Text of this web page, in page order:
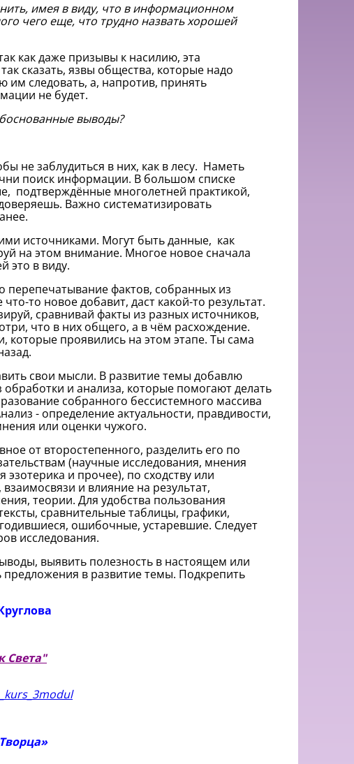
имея в виду, что в информационном
чего еще, что трудно назвать хорошей
как даже призывы к насилию, эта
сказать, язвы общества, которые надо
им следовать, а, напротив, принять
не будет.
выводы?
не заблудиться в них, как в лесу. Наметь
поиск информации. В большом списке
подтверждённые многолетней практикой,
Важно систематизировать
источниками. Могут быть данные, как
на этом внимание. Многое новое сначала
это в виду.
перепечатывание фактов, собранных из
то новое добавит, даст какой-то результат.
сравнивай факты из разных источников,
что в них общего, а в чём расхождение.
проявились на этом этапе. Ты сама
свои мысли. В развитие темы добавлю
и анализа, которые помогают делать
собранного бессистемного массива
- определение актуальности, правдивости,
или оценки чужого.
от второстепенного, разделить его по
(научные исследования, мнения
и прочее), по сходству или
и влияние на результат,
теории. Для удобства пользования
сравнительные таблицы, графики,
ошибочные, устаревшие. Следует
исследования.
выявить полезность в настоящем или
в развитие темы. Подкрепить
Света"